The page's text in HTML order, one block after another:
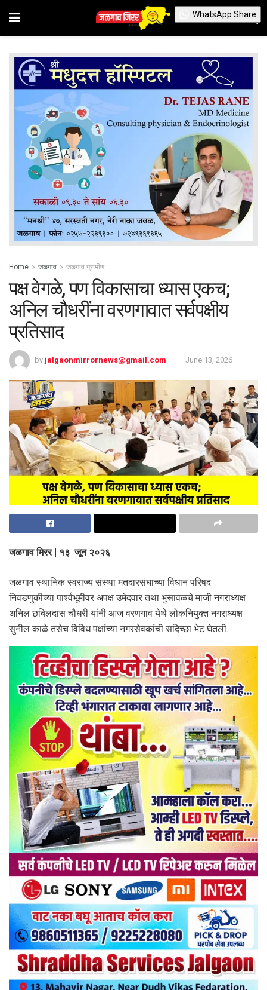
Home जळगाव जळगाव ग्रामीण
पक्ष वेगळे, पण विकासाचा ध्यास एकच;
अनिल चौधरींना वरणगावात सर्वपक्षीय
प्रतिसाद
by jalgaonmirrornews@gmail.com June 13, 2026
जळगाव मिरर | १३ जून २०२६
जळगाव स्थानिक स्वराज्य संस्था मतदारसंघाच्या विधान परिषद
निवडणुकीच्या पार्श्वभूमीवर अपक्ष उमेदवार तथा भुसावळचे माजी नगराध्यक्ष
अनिल छबिलदास चौधरी यांनी आज वरणगाव येथे लोकनियुक्त नगराध्यक्ष
सुनील काळे तसेच विविध पक्षांच्या नगरसेवकांची सदिच्छा भेट घेतली.
WhatsApp Share